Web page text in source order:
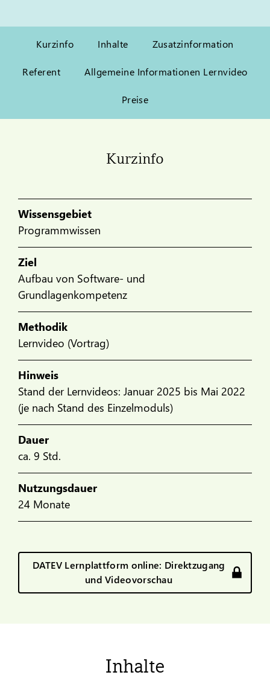
Kurzinfo Inhalte Zusatzinformation
Referent Allgemeine Informationen Lernvideo
Preise
Kurzinfo
Wissensgebiet
Programmwissen
Ziel
Aufbau von Software- und
Grundlagenkompetenz
Methodik
Lernvideo (Vortrag)
Hinweis
Stand der Lernvideos: Januar 2025 bis Mai 2022
(je nach Stand des Einzelmoduls)
Dauer
ca. 9 Std.
Nutzungsdauer
24 Monate
DATEV Lernplattform online: Direktzugang
und Videovorschau
Inhalte